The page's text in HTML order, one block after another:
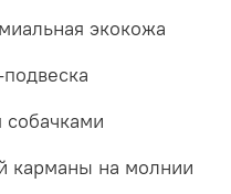
экокожа
карманы на молнии